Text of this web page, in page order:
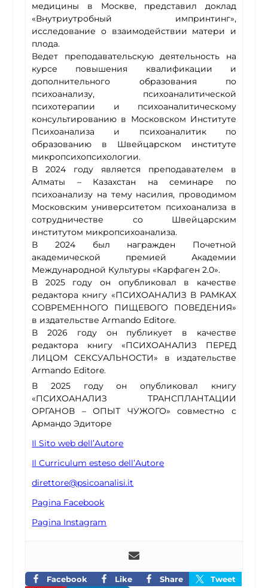
медицины в Москве, представил доклад
«Внутриутробный импринтинг»,
исследование о взаимодействии матери и
плода.
Ведет преподавательскую деятельность на
курсе повышения квалификации и
дополнительного образования по
психоанализу, психоаналитической
психотерапии и психоаналитическому
консультированию в Московском Институте
Психоанализа и психоаналитик по
образованию в Швейцарском институте
микропсихопсихологии.
В 2024 году является преподавателем в
Алматы – Казахстан на семинаре по
психоанализу на тему насилия, проводимом
Московским университетом психоанализа в
сотрудничестве со Швейцарским
институтом микропсихоанализа.
В 2024 был награжден Почетной
академической премией Академии
Международной Культуры «Карфаген 2.0».
В 2025 году он опубликовал в качестве
редактора книгу «ПСИХОАНАЛИЗ В РАМКАХ
СОВРЕМЕННОГО ПИЩЕВОГО ПОВЕДЕНИЯ»
в издательстве Armando Editore.
В 2026 году он публикует в качестве
редактора книгу «ПСИХОАНАЛИЗ ПЕРЕД
ЛИЦОМ СЕКСУАЛЬНОСТИ» в издательстве
Armando Editore.
В 2025 году он опубликовал книгу
«ПСИХОАНАЛИЗ ТРАНСПЛАНТАЦИИ
ОРГАНОВ – ОПЫТ ЧУЖОГО» совместно с
Армандо Эдиторе
Il Sito web dell’Autore
Il Curriculum esteso dell’Autore
direttore@psicoanalisi.it
Pagina Facebook
Pagina Instagram
Facebook Like Share
Tweet